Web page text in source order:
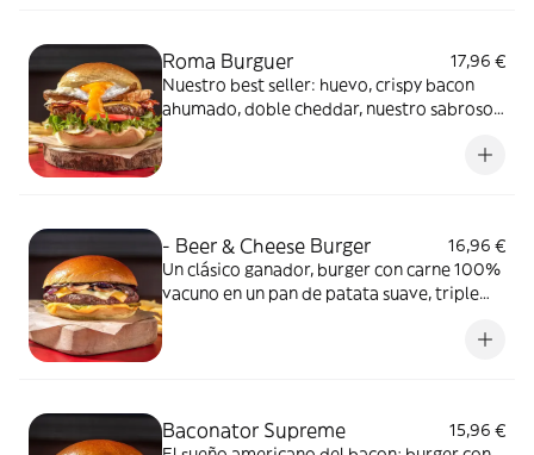
Roma Burguer
17,96 €
Nuestro best seller: huevo, crispy bacon
ahumado, doble cheddar, nuestro sabrosos
y dijonesa en pan de patata. Incluye patatas
- Beer & Cheese Burger
16,96 €
Un clásico ganador, burger con carne 100%
vacuno en un pan de patata suave, triple
Baconator Supreme
15,96 €